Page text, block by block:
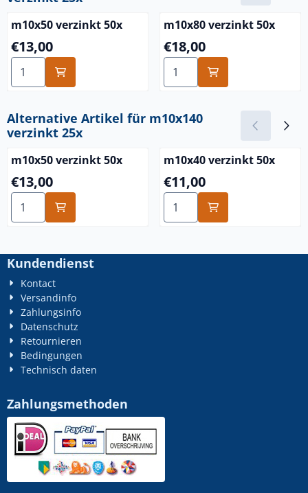
m10x50 verzinkt 50x
Preis: 13,00
€13,00
Anzahl wählen für m10x50 verzinkt 50x
m10x80 verzinkt 50x
Preis: 18,00
€18,00
Anzahl wählen für m10x80
Alternative Artikel für m10x140
verzinkt 25x
m10x50 verzinkt 50x
Preis: 13,00
€13,00
Anzahl wählen für m10x50 verzinkt 50x
m10x40 verzinkt 50x
Preis: 11,00
€11,00
Anzahl wählen für m10x40
Kundendienst
Kontact
Versandinfo
Zahlungsinfo
Datenschutz
Retournieren
Bedingungen
Technisch daten
Zahlungsmethoden